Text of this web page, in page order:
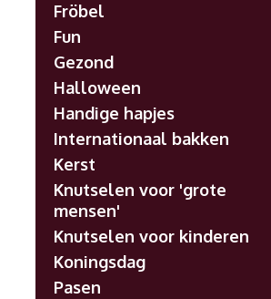
Fröbel
Fun
Gezond
Halloween
Handige hapjes
Internationaal bakken
Kerst
Knutselen voor 'grote
mensen'
Knutselen voor kinderen
Koningsdag
Pasen